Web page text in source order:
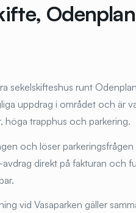
sekelskifteshus runt
uppdrag i området och är
höga trapphus och parkering.
och löser parkeringsfrågen
direkt på fakturan och
vid Vasaparken gäller